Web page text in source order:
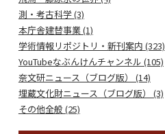
測・考古科学 (3)
本庁舎建替事業 (1)
学術情報リポジトリ・新刊案内 (323)
YouTubeなぶんけんチャンネル (105)
奈文研ニュース（ブログ版） (14)
埋蔵文化財ニュース（ブログ版） (3)
その他全般 (25)